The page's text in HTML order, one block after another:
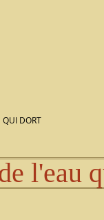
QUI DORT
l'eau